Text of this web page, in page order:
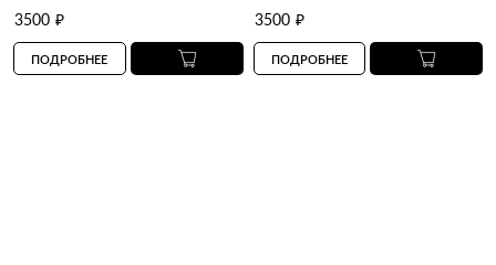
3500 ₽
ПОДРОБНЕЕ
3500 ₽
ПОДРОБНЕЕ